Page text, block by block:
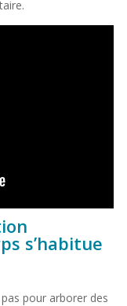
s’habitue
pour arborer des